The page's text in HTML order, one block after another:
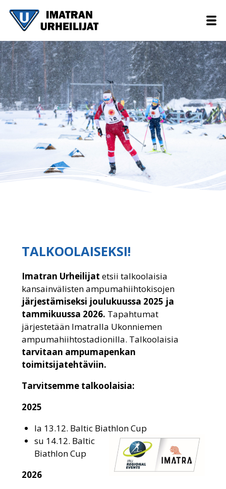
TALKOOLAISEKSI!
Imatran Urheilijat etsii talkoolaisia
kansainvälisten ampumahiihtokisojen
järjestämiseksi joulukuussa 2025 ja
tammikuussa 2026. Tapahtumat
järjestetään Imatralla Ukonniemen
ampumahiihtostadionilla. Talkoolaisia
tarvitaan ampumapenkan
toimitsijatehtäviin.
Tarvitsemme talkoolaisia:
2025
la 13.12. Baltic Biathlon Cup
su 14.12. Baltic
Biathlon Cup
2026